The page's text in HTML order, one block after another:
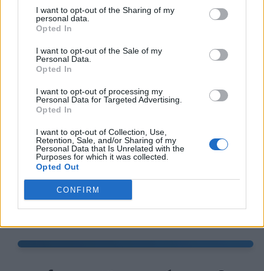
I want to opt-out of the Sharing of my
personal data.
Opted In
I want to opt-out of the Sale of my
Personal Data.
Opted In
I want to opt-out of processing my
Personal Data for Targeted Advertising.
Opted In
I want to opt-out of Collection, Use,
Retention, Sale, and/or Sharing of my
Personal Data that Is Unrelated with the
Purposes for which it was collected.
Opted Out
CONFIRM
citrullo, grullo, fesso, tonto e così via.
Contrari
furbacchione, astuto, malizioso, scaltro,
birbone.
Approfondisci anche questi termini:
Cosa significa dicotomia
Cosa vuol dire demagogia?
Default: cosa vuol dire e come si
usa